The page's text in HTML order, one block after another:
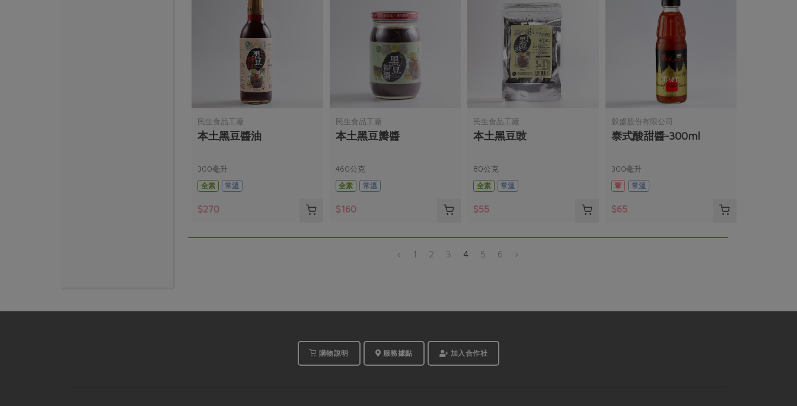
民生食品工廠
本土黑豆醬油
300毫升
全素
常溫
$270
民生食品工廠
本土黑豆瓣醬
460公克
全素
常溫
$160
民生食品工廠
本土黑豆豉
80公克
全素
常溫
$55
穀盛股份有限公司
泰式酸甜醬-300ml
300毫升
葷
常溫
$65
‹ 1 2 3 4 5 6 ›
購物說明 服務據點 加入合作社